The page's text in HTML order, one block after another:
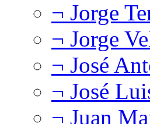
¬ Jorge
¬ Jorge
¬ José
¬ José
¬ Juan